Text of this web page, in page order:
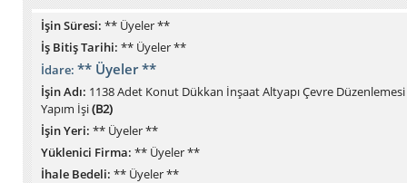
İşin Süresi: ** Üyeler **
İş Bitiş Tarihi: ** Üyeler **
İdare: ** Üyeler **
İşin Adı: 1138 Adet Konut Dükkan İnşaat Altyapı Çevre Düzenlemesi
Yapım İşi(B2)
İşin Yeri: ** Üyeler **
Yüklenici Firma: ** Üyeler **
İhale Bedeli: ** Üyeler **